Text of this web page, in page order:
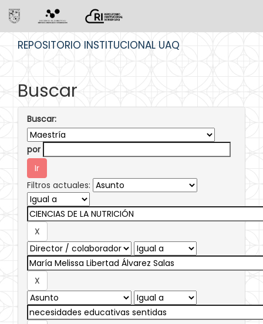
REPOSITORIO INSTITUCIONAL UAQ
Buscar
Buscar:
por
Filtros actuales: